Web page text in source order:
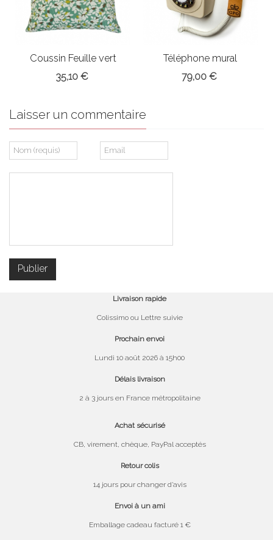
Coussin Feuille vert
35,10 €
Téléphone mural
79,00 €
Laisser un commentaire
Livraison rapide
Colissimo ou Lettre suivie
Prochain envoi
Lundi 10 août 2026 à 15h00
Délais livraison
2 à 3 jours en France métropolitaine
Achat sécurisé
CB, virement, chèque, PayPal acceptés
Retour colis
14 jours pour changer d’avis
Envoi à un ami
Emballage cadeau facturé 1 €